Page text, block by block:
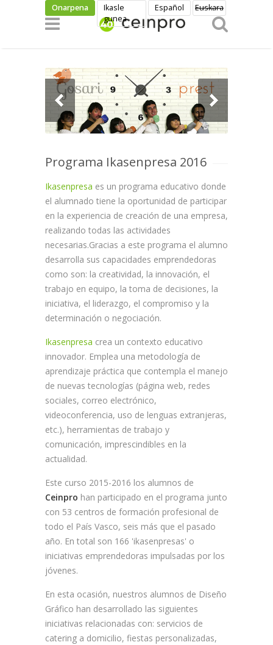
Skip to main content
Onarpena
Ikasle
gunea
Español Euskara
Programa Ikasenpresa 2016
Ikasenpresa es un programa educativo donde
el alumnado tiene la oportunidad de participar
en la experiencia de creación de una empresa,
realizando todas las actividades
necesarias.Gracias a este programa el alumno
desarrolla sus capacidades emprendedoras
como son: la creatividad, la innovación, el
trabajo en equipo, la toma de decisiones, la
iniciativa, el liderazgo, el compromiso y la
determinación o negociación.
Ikasenpresa crea un contexto educativo
innovador. Emplea una metodología de
aprendizaje práctica que contempla el manejo
de nuevas tecnologías (página web, redes
sociales, correo electrónico,
videoconferencia, uso de lenguas extranjeras,
etc.), herramientas de trabajo y
comunicación, imprescindibles en la
actualidad.
Este curso 2015-2016 los alumnos de
Ceinpro han participado en el programa junto
con 53 centros de formación profesional de
todo el País Vasco, seis más que el pasado
año. En total son 166 'ikasenpresas' o
iniciativas emprendedoras impulsadas por los
jóvenes.
En esta ocasión, nuestros alumnos de Diseño
Gráfico han desarrollado las siguientes
iniciativas relacionadas con: servicios de
catering a domicilio, fiestas personalizadas,